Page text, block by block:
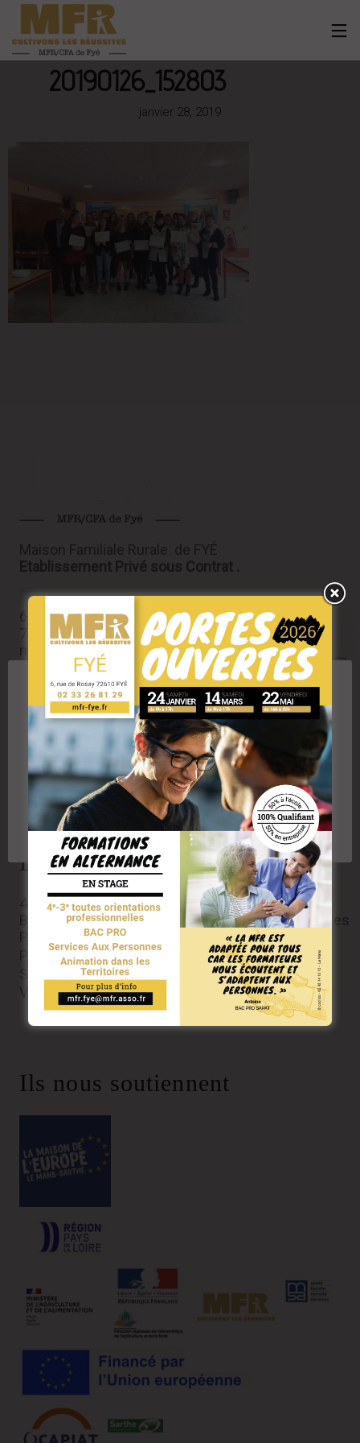
20190126_152803
janvier 28, 2019
Maison Familiale Rurale de FYÉ
Etablissement Privé sous Contrat .
6, rue de Rosay
72610 FYÉ
mfr.fye@mfr.asso.fr
Tél : 02 33 26 81 29
Les Formations
4eme- 3eme
BAC PRO Services Aux Personnes et Aux Territoires
P.R.A.P 2S Prévention des Risques liés à l’Activité
Physique
SST Sauveteur Secouriste du Travail
Validation des acquis de l’expérience
Ils nous soutiennent
RESPECT DE VOTRE VIE PRIVÉE
Nous utilisons des cookies pour améliorer l'expérience
des utilisateurs du site et analyser le trafic. En cliquant
sur "Accepter" vous acceptez l'utilisation des cookies
ou technologies similaires, y compris de partenaires
de la MFR de FyéPlus d'informations sur les cookies en cliquant ici
Accepter les cookies Rejeter les cookies
Réglages des cookies